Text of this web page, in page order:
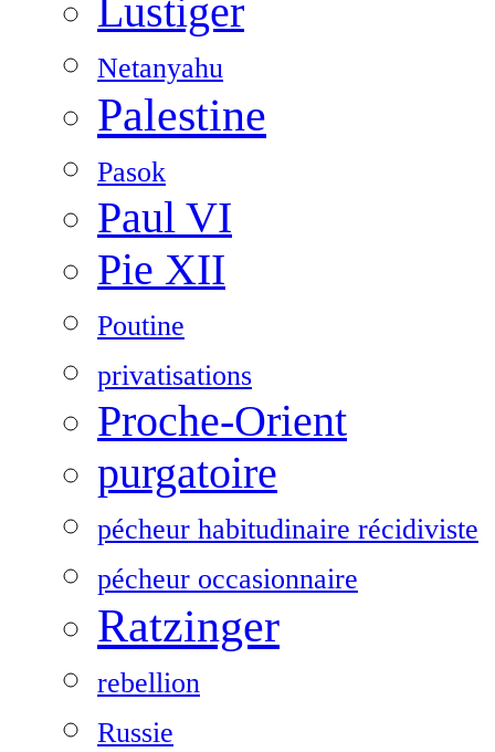
Lustiger
Netanyahu
Palestine
Pasok
Paul VI
Pie XII
Poutine
privatisations
Proche-Orient
purgatoire
pécheur habitudinaire récidiviste
pécheur occasionnaire
Ratzinger
rebellion
Russie